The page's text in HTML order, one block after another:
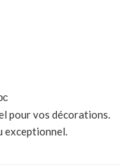
pour vos décorations.
exceptionnel.